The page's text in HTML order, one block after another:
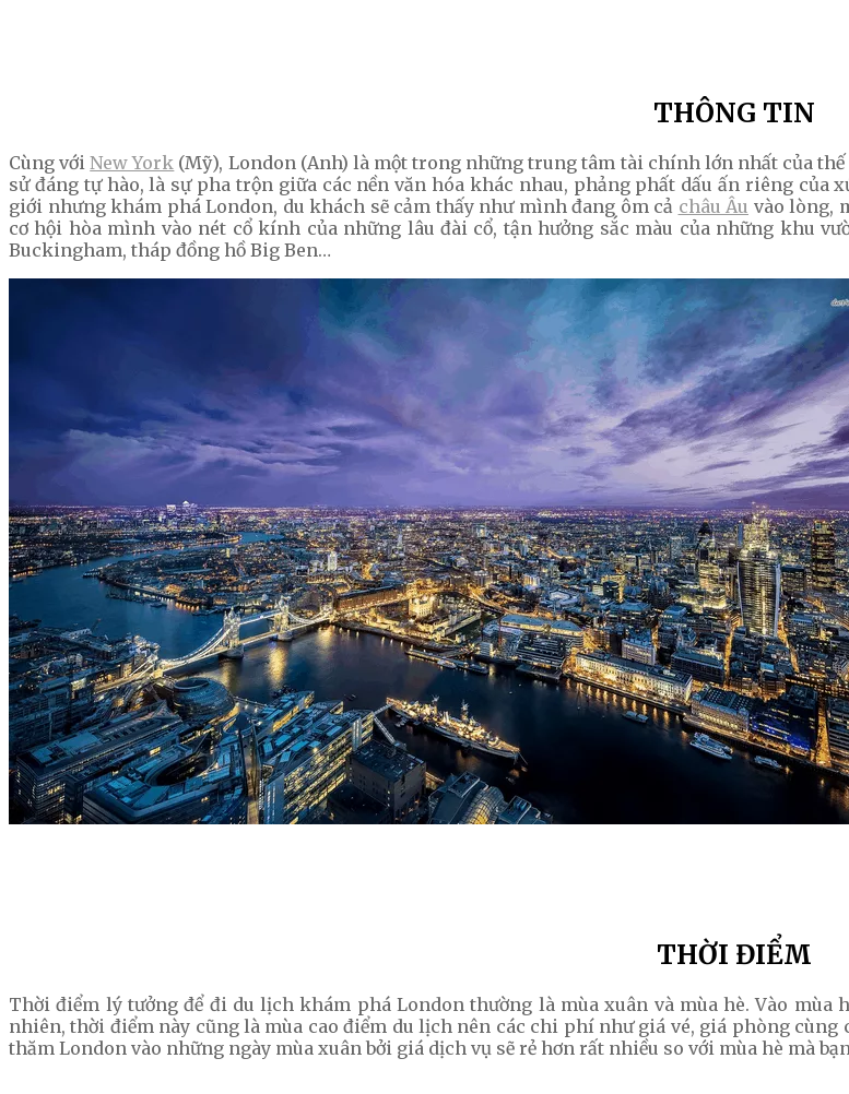
THÔNG TIN
Cùng vớiNew York (Mỹ), London (Anh) là một trong những trung tâm tài chính lớn nhất của
sử đáng tự hào, là sự pha trộn giữa các nền văn hóa khác nhau, phảng phất dấu ấn riêng
giới nhưng khám phá London, du khách sẽ cảm thấy như mình đang ôm cả châu Âu vào lòng,
cơ hội hòa mình vào nét cổ kính của những lâu đài cổ, tận hưởng sắc màu của những khu
Buckingham, tháp đồng hồ Big Ben…
THỜI ĐIỂM
Thời điểm lý tưởng để đi du lịch khám phá London thường là mùa xuân và mùa hè. Vào
nhiên, thời điểm này cũng là mùa cao điểm du lịch nên các chi phí như giá vé, giá phòng
thăm London vào những ngày mùa xuân bởi giá dịch vụ sẽ rẻ hơn rất nhiều so với mùa hè mà